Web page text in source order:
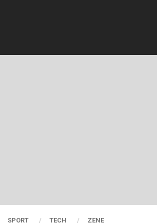
SPORT TECH ZENE